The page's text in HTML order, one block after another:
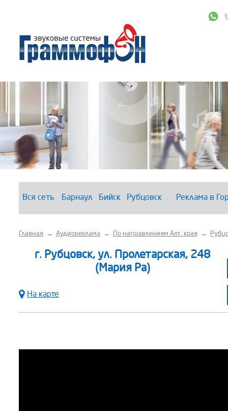
Вся сеть Барнаул Бийск Рубцовск Реклама в
Главная → Аудиореклама → По направлениям Алт. края →
г. Рубцовск, ул. Пролетарская, 248
(Мария Ра)
На карте